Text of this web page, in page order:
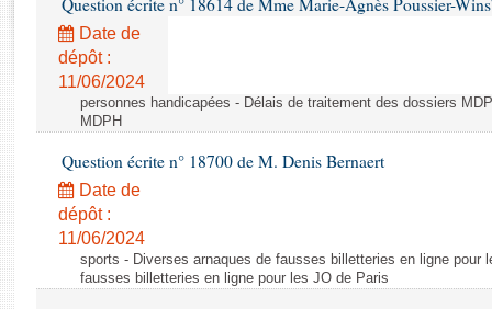
Rapports d'enquête
Rapports législatifs
Rapports sur l'application des lois
Baromètre de l’application des lois
Budget et sécurité sociale
Questions écrites et orales
Comptes rendus des débats
Question écrite n° 18614 de Mme Marie-Agnès Poussier-
Date de
dépôt :
11/06/2024
personnes handicapées - Délais de traitement des dossiers
MDPH
Question écrite n° 18700 de M. Denis Bernaert
Date de
dépôt :
11/06/2024
sports - Diverses arnaques de fausses billetteries en ligne pour
fausses billetteries en ligne pour les JO de Paris